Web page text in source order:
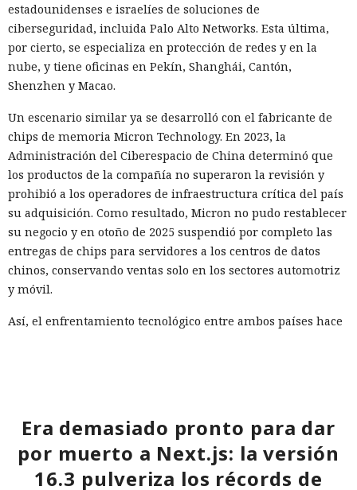
estadounidenses e israelíes de soluciones de
ciberseguridad, incluida Palo Alto Networks. Esta última,
por cierto, se especializa en protección de redes y en la
nube, y tiene oficinas en Pekín, Shanghái, Cantón,
Shenzhen y Macao.
Un escenario similar ya se desarrolló con el fabricante de
chips de memoria Micron Technology. En 2023, la
Administración del Ciberespacio de China determinó que
los productos de la compañía no superaron la revisión y
prohibió a los operadores de infraestructura crítica del país
su adquisición. Como resultado, Micron no pudo restablecer
su negocio y en otoño de 2025 suspendió por completo las
entregas de chips para servidores a los centros de datos
chinos, conservando ventas solo en los sectores automotriz
y móvil.
Así, el enfrentamiento tecnológico entre ambos países hace
no simplemente en participantes de la competencia de
mercado.
Era demasiado pronto para dar
por muerto a Next.js: la versión
16.3 pulveriza los récords de